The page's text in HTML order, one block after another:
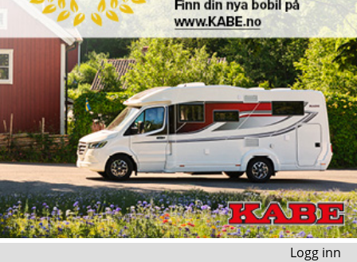
Logg inn